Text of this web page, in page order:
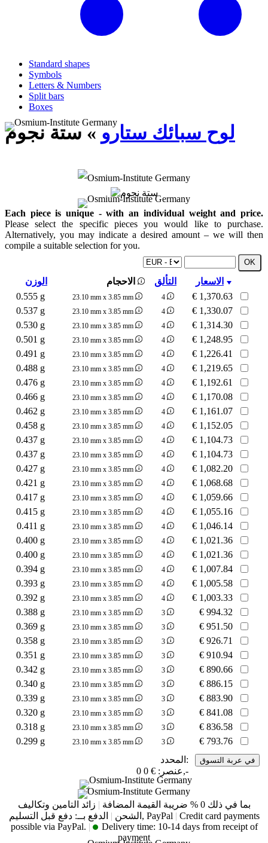
Standard shapes
Symbols
Letters & Numbers
Split bars
Boxes
لوح سبائك ستارو» ستة نجوم
Each piece is unique - with an individual weight and price.
Please select the specific pieces you would like to purchase.
Alternatively, you may indicate a desired amount – we will then
compile a suitable selection for you.
الوزن التألق
الاسعار
0.555 g
23.10 mm x 3.85 mm 4 € 1,370.63
0.537 g
23.10 mm x 3.85 mm 4 € 1,330.07
0.530 g
23.10 mm x 3.85 mm 4 € 1,314.30
0.501 g
23.10 mm x 3.85 mm 4 € 1,248.95
0.491 g
23.10 mm x 3.85 mm 4 € 1,226.41
0.488 g
23.10 mm x 3.85 mm 4 € 1,219.65
0.476 g
23.10 mm x 3.85 mm 4 € 1,192.61
0.466 g
23.10 mm x 3.85 mm 4 € 1,170.08
0.462 g
23.10 mm x 3.85 mm 4 € 1,161.07
0.458 g
23.10 mm x 3.85 mm 4 € 1,152.05
0.437 g
23.10 mm x 3.85 mm 4 € 1,104.73
0.437 g
23.10 mm x 3.85 mm 4 € 1,104.73
0.427 g
23.10 mm x 3.85 mm 4 € 1,082.20
0.421 g
23.10 mm x 3.85 mm 4 € 1,068.68
0.417 g
23.10 mm x 3.85 mm 4 € 1,059.66
0.415 g
23.10 mm x 3.85 mm 4 € 1,055.16
0.411 g
23.10 mm x 3.85 mm 4 € 1,046.14
0.400 g
23.10 mm x 3.85 mm 4 € 1,021.36
0.400 g
23.10 mm x 3.85 mm 4 € 1,021.36
0.394 g
23.10 mm x 3.85 mm 4 € 1,007.84
0.393 g
23.10 mm x 3.85 mm 4 € 1,005.58
0.392 g
23.10 mm x 3.85 mm 4 € 1,003.33
0.388 g
23.10 mm x 3.85 mm 3 € 994.32
0.369 g
23.10 mm x 3.85 mm 3 € 951.50
0.358 g
23.10 mm x 3.85 mm 3 € 926.71
0.351 g
23.10 mm x 3.85 mm 3 € 910.94
0.342 g
23.10 mm x 3.85 mm 3 € 890.66
0.340 g
23.10 mm x 3.85 mm 3 € 886.15
0.339 g
23.10 mm x 3.85 mm 3 € 883.90
0.320 g
23.10 mm x 3.85 mm 3 € 841.08
0.318 g
23.10 mm x 3.85 mm 3 € 836.58
0.299 g
23.10 mm x 3.85 mm 3 € 793.76
المحدد:
0
عنصر:€ 0,-
بما في ذلك 0 % ضريبة القيمة المضافة | زائد التامين وتكاليف
الشحن | الدفع بــ: دفع قبل التسليم, PayPal | Credit card payments
possible via PayPal. | Delivery time: 10-14 days from receipt of
payment